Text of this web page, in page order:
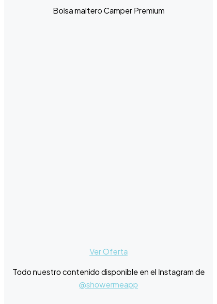
Bolsa maltero Camper Premium
Ver Oferta
Todo nuestro contenido disponible en el Instagram de
@showermeapp